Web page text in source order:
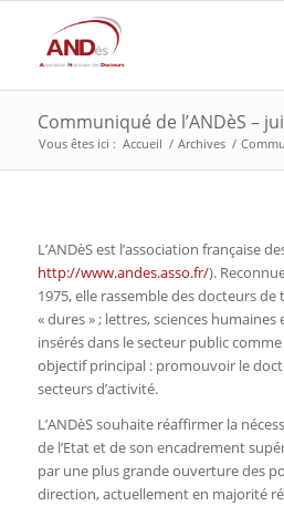
Communiqué de l’ANDèS –
Vous êtes ici : Accueil / Archives /
L’ANDèS est l’association française
http://www.andes.asso.fr/).
1975, elle rassemble des docteurs
« dures » ; lettres, sciences humaines
insérés dans le secteur public
objectif principal : promouvoir le
secteurs d’activité.
L’ANDèS souhaite réaffirmer la
de l’Etat et de son encadrement
par une plus grande ouverture des
direction, actuellement en majorité